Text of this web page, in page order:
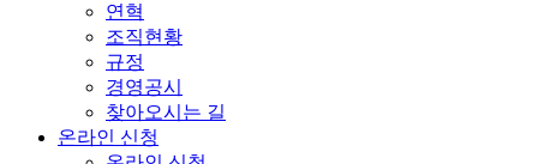
연혁
조직현황
규정
경영공시
찾아오시는 길
온라인 신청